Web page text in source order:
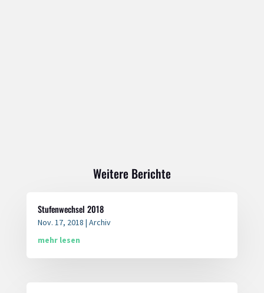
Weitere Berichte
Stufenwechsel 2018
Nov. 17, 2018 | Archiv
mehr lesen